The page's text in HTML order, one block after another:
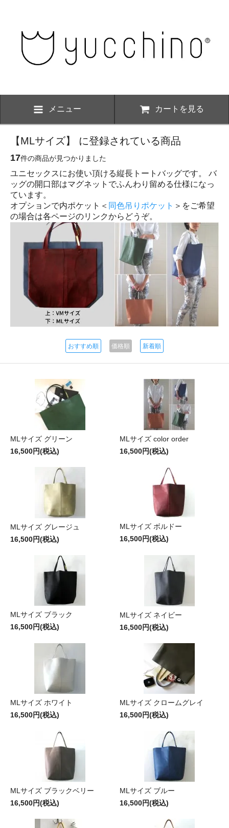
メニュー カートを見る
【MLサイズ】 に登録されている商品
17件の商品が見つかりました
ユニセックスにお使い頂ける縦長トートバッグです。 バ
ッグの開口部はマグネットでふんわり留める仕様になっ
ています。
オプションで内ポケット＜ 同色吊りポケット ＞をご希望
の場合は各ページのリンクからどうぞ。
おすすめ順 価格順 新着順
MLサイズ グリーン
16,500円(税込)
MLサイズ color order
16,500円(税込)
MLサイズ グレージュ
16,500円(税込)
MLサイズ ボルドー
16,500円(税込)
MLサイズ ブラック
16,500円(税込)
MLサイズ ネイビー
16,500円(税込)
MLサイズ ホワイト
16,500円(税込)
MLサイズ クロームグレイ
16,500円(税込)
MLサイズ ブラックベリー
16,500円(税込)
MLサイズ ブルー
16,500円(税込)